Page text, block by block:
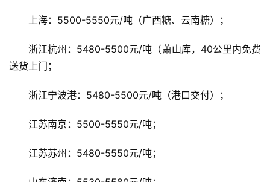
上海：5500-5550元/吨（广西糖、云南糖）；
浙江杭州：5480-5500元/吨（萧山库，40公里内免费
送货上门；
浙江宁波港：5480-5500元/吨（港口交付）；
江苏南京：5500-5550元/吨；
江苏苏州：5480-5550元/吨；